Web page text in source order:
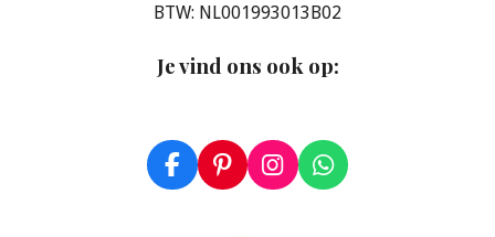
BTW: NL001993013B02
Je vind ons ook op:
F
a
P
i
I
n
W
h